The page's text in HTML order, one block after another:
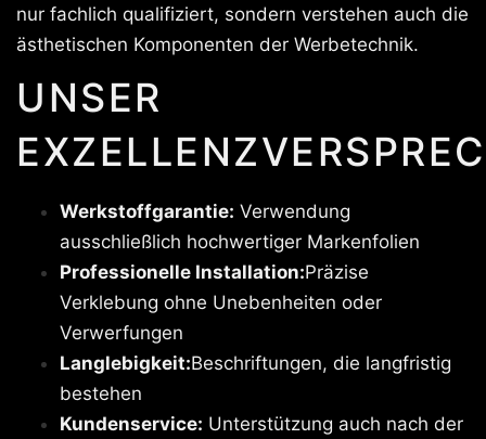
nur fachlich qualifiziert, sondern verstehen auch die
ästhetischen Komponenten der Werbetechnik.
UNSER
Werkstoffgarantie: Verwendung
ausschließlich hochwertiger Markenfolien
Professionelle Installation:Präzise
Verklebung ohne Unebenheiten oder
Verwerfungen
Langlebigkeit:Beschriftungen, die langfristig
bestehen
Kundenservice: Unterstützung auch nach der